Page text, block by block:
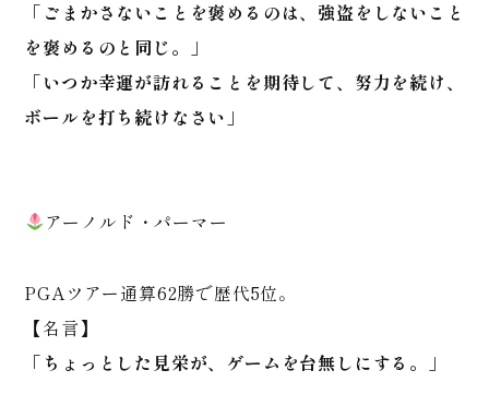
「ごまかさないことを褒めるのは、強盗をしないこと
を褒めるのと同じ。」
「いつか幸運が訪れることを期待して、努力を続け、
ボールを打ち続けなさい」
アーノルド・パーマー
PGAツアー通算62勝で歴代5位。
【名言】
「ちょっとした見栄が、ゲームを台無しにする。」